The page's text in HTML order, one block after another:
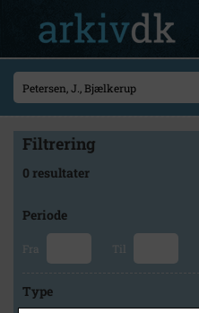
Filtrering
0 resultater
Periode
Fra Til
Type